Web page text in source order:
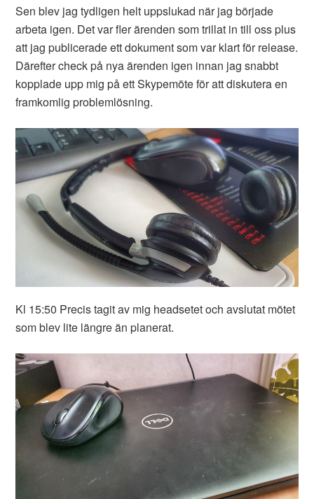
Sen blev jag tydligen helt uppslukad när jag började
arbeta igen. Det var fler ärenden som trillat in till oss plus
att jag publicerade ett dokument som var klart för release.
Därefter check på nya ärenden igen innan jag snabbt
kopplade upp mig på ett Skypemöte för att diskutera en
framkomlig problemlösning.
Kl 15:50 Precis tagit av mig headsetet och avslutat mötet
som blev lite längre än planerat.